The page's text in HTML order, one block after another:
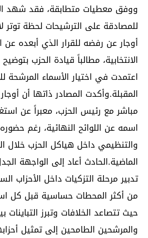
ووفق معطيات متطابقة، فقد شهد
للمصادقة على الترشيحات لحظة توتر
أوجار عن رفضه للقرار الذي أبعده عن
الانتخابية، مطالباً قيادة الحزب
اعتمدت في اختيار الأسماء المرشحة
المقبلة.وأكدت المصادر ذاتها أن
مباشر مع رئيس الحزب، معبراً عن
اسمه عن اللوائح النهائية، رغم
والتنظيمي داخل هياكل الحزب خلال
الماضية.الحادث أعاد إلى الواجهة
تدبير مرحلة التزكيات داخل الأحزاب
من أكثر المحطات حساسية قبل كل
حيث تتصاعد الخلافات وتبرز التباينات
والمرشحين الطامحين إلى تمثيل